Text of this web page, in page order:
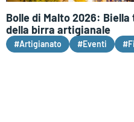
Bolle di Malto 2026:
della birra artigianale
#Artigianato #Eventi